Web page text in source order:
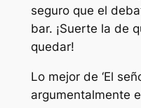
seguro que el
bar. ¡Suerte la de
quedar!
Lo mejor de ‘El
argumentalmente